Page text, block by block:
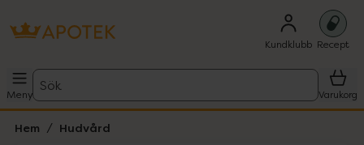
Kundklubb Recept
Meny
Sök
Varukorg
Hem Hudvård